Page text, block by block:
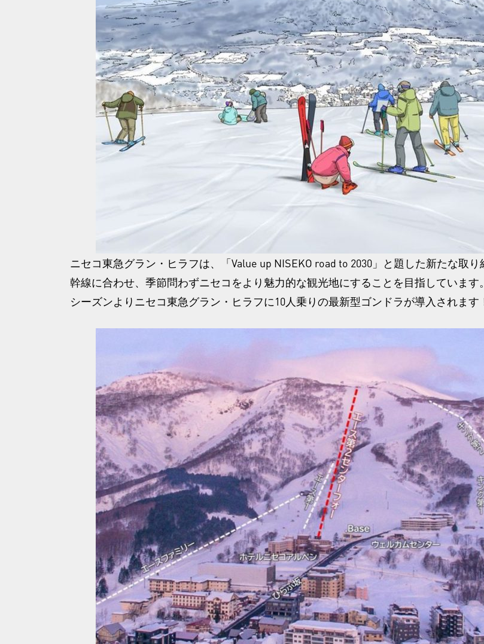
ニセコ東急グラン・ヒラフは、「Value up NISEKO road to 2030」と題した新たな取
幹線に合わせ、季節問わずニセコをより魅力的な観光地にすることを目指していま
シーズンよりニセコ東急グラン・ヒラフに10人乗りの最新型ゴンドラが導入されます